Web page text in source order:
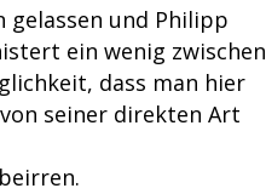
gelassen und Philipp
ein wenig zwischen
dass man hier
seiner direkten Art